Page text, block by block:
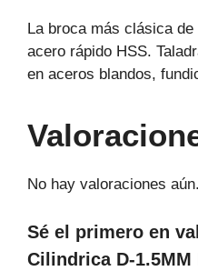
La broca más clásica
acero rápido HSS.
en aceros blandos,
No hay valoraciones aún.
Sé el primero en
Cilindrica D-1.5MM